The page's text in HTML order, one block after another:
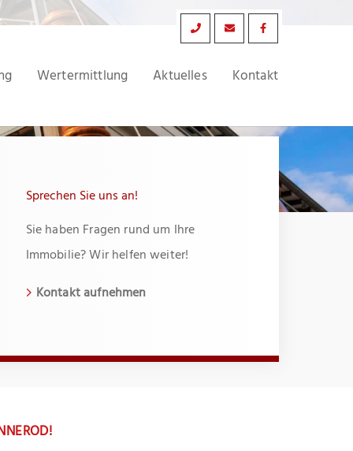
Wertermittlung Aktuelles Kontakt
Sprechen Sie uns an!
Sie haben Fragen rund um Ihre
Immobilie? Wir helfen weiter!
Kontakt aufnehmen